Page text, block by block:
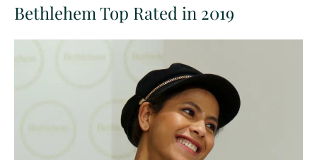
Bethlehem Top Rated in 2019